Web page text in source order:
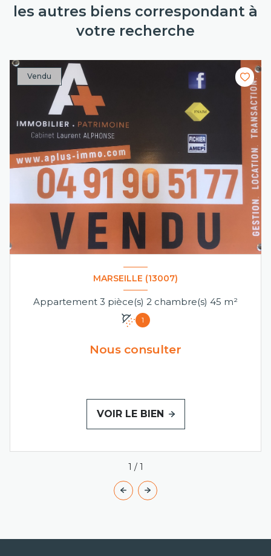
les autres biens correspondant à
votre recherche
Vendu
MARSEILLE (13007)
Appartement 3 pièce(s) 2 chambre(s) 45 m²
1
Nous consulter
VOIR LE BIEN
1 / 1